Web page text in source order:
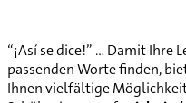
“¡Así se dice!” … Damit Ihre
passenden Worte finden,
Ihnen vielfältige